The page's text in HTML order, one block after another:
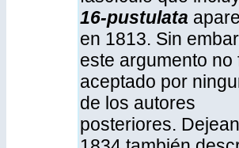
16-pustulata
en 1813. Sin
este argumento no
aceptado por
de los autores
posteriores.